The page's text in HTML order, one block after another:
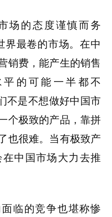
场的态度谨慎而务
界最卷的市场。在中
销费，能产生的销售
的可能一半都不
不是不想做好中国市
个极致的产品，靠拼
也很难。当有极致产
中国市场大力去推
临的竞争也堪称惨